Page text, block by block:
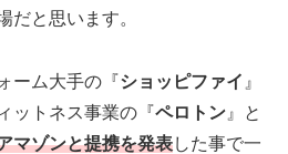
だと思います。
ーム大手の『ショッピファイ 』
ットネス事業の『ペロトン 』と
マゾンと提携を発表した事で一